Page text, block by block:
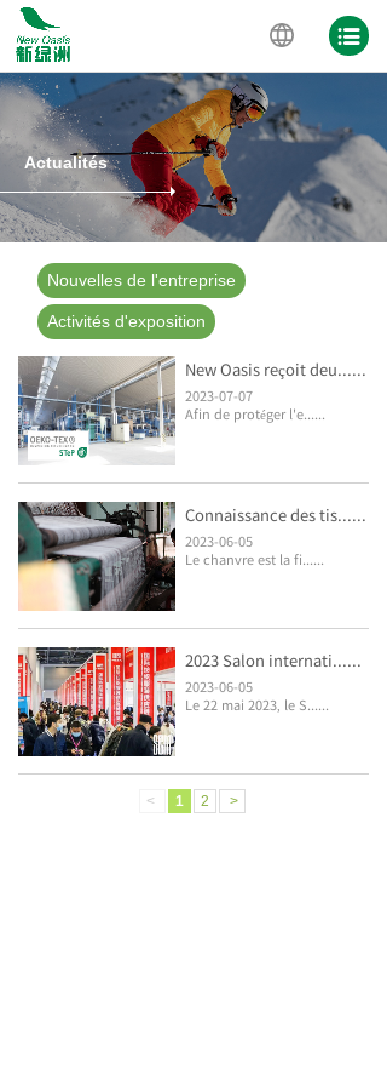
Actualités
Nouvelles de l'entreprise
Activités d'exposition
New Oasis reçoit deu......
2023-07-07
Afin de protéger l'e......
Connaissance des tis......
2023-06-05
Le chanvre est la fi......
2023 Salon internati......
2023-06-05
Le 22 mai 2023, le S......
< 1 2 >